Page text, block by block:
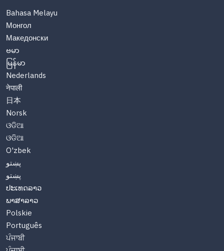
Bahasa Melayu
Монгол
Македонски
ဗမာ
မြန်မာ
Nederlands
नेपाली
日本
Norsk
ଓଡିଆ
ଓଡିଆ
O'zbek
پښتو
پښتو
ປະເທດລາວ
ພາສາລາວ
Polskie
Português
ਪੰਜਾਬੀ